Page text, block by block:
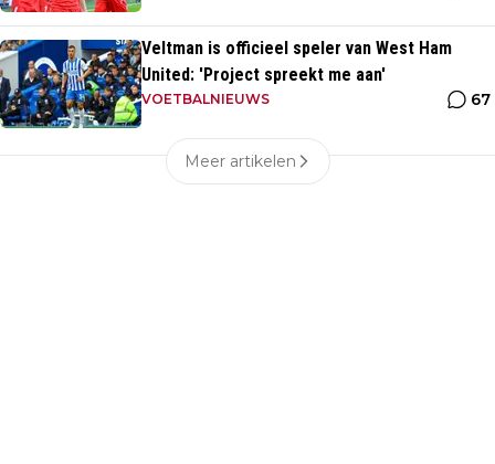
Veltman is officieel speler van West Ham
United: 'Project spreekt me aan'
VOETBALNIEUWS 67
Meer artikelen